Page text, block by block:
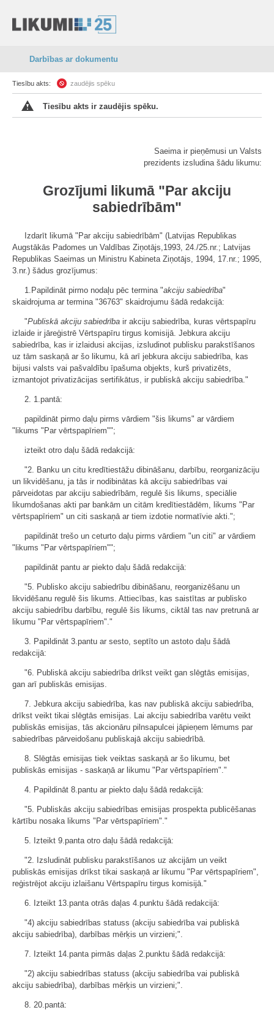
Darbības ar dokumentu
Tiesību akts: zaudējis spēku
Tiesību akts ir zaudējis spēku.
Saeima ir pieņēmusi un Valsts
prezidents izsludina šādu likumu:
Grozījumi likumā "Par akciju
sabiedrībām"
Izdarīt likumā "Par akciju sabiedrībām" (Latvijas Republikas
Augstākās Padomes un Valdības Ziņotājs,1993, 24./25.nr.; Latvijas
Republikas Saeimas un Ministru Kabineta Ziņotājs, 1994, 17.nr.; 1995,
3.nr.) šādus grozījumus:
1.Papildināt pirmo nodaļu pēc termina "akciju sabiedrība"
skaidrojuma ar termina "36763" skaidrojumu šādā redakcijā:
"Publiskā akciju sabiedrība ir akciju sabiedrība, kuras vērtspapīru
izlaide ir jāreģistrē Vērtspapīru tirgus komisijā. Jebkura akciju
sabiedrība, kas ir izlaidusi akcijas, izsludinot publisku parakstīšanos
uz tām saskaņā ar šo likumu, kā arī jebkura akciju sabiedrība, kas
bijusi valsts vai pašvaldību īpašuma objekts, kurš privatizēts,
izmantojot privatizācijas sertifikātus, ir publiskā akciju sabiedrība."
2. 1.pantā:
papildināt pirmo daļu pirms vārdiem "šis likums" ar vārdiem
"likums "Par vērtspapīriem"";
izteikt otro daļu šādā redakcijā:
"2. Banku un citu kredītiestāžu dibināšanu, darbību, reorganizāciju
un likvidēšanu, ja tās ir nodibinātas kā akciju sabiedrības vai
pārveidotas par akciju sabiedrībām, regulē šis likums, speciālie
likumdošanas akti par bankām un citām kredītiestādēm, likums "Par
vērtspapīriem" un citi saskaņā ar tiem izdotie normatīvie akti.";
papildināt trešo un ceturto daļu pirms vārdiem "un citi" ar vārdiem
"likums "Par vērtspapīriem"";
papildināt pantu ar piekto daļu šādā redakcijā:
"5. Publisko akciju sabiedrību dibināšanu, reorganizēšanu un
likvidēšanu regulē šis likums. Attiecības, kas saistītas ar publisko
akciju sabiedrību darbību, regulē šis likums, ciktāl tas nav pretrunā ar
likumu "Par vērtspapīriem"."
3. Papildināt 3.pantu ar sesto, septīto un astoto daļu šādā
redakcijā:
"6. Publiskā akciju sabiedrība drīkst veikt gan slēgtās emisijas,
gan arī publiskās emisijas.
7. Jebkura akciju sabiedrība, kas nav publiskā akciju sabiedrība,
drīkst veikt tikai slēgtās emisijas. Lai akciju sabiedrība varētu veikt
publiskās emisijas, tās akcionāru pilnsapulcei jāpieņem lēmums par
sabiedrības pārveidošanu publiskajā akciju sabiedrībā.
8. Slēgtās emisijas tiek veiktas saskaņā ar šo likumu, bet
publiskās emisijas - saskaņā ar likumu "Par vērtspapīriem"."
4. Papildināt 8.pantu ar piekto daļu šādā redakcijā:
"5. Publiskās akciju sabiedrības emisijas prospekta publicēšanas
kārtību nosaka likums "Par vērtspapīriem"."
5. Izteikt 9.panta otro daļu šādā redakcijā:
"2. Izsludināt publisku parakstīšanos uz akcijām un veikt
publiskās emisijas drīkst tikai saskaņā ar likumu "Par vērtspapīriem",
reģistrējot akciju izlaišanu Vērtspapīru tirgus komisijā."
6. Izteikt 13.panta otrās daļas 4.punktu šādā redakcijā:
"4) akciju sabiedrības statuss (akciju sabiedrība vai publiskā
akciju sabiedrība), darbības mērķis un virzieni;".
7. Izteikt 14.panta pirmās daļas 2.punktu šādā redakcijā:
"2) akciju sabiedrības statuss (akciju sabiedrība vai publiskā
akciju sabiedrība), darbības mērķis un virzieni;".
8. 20.pantā: